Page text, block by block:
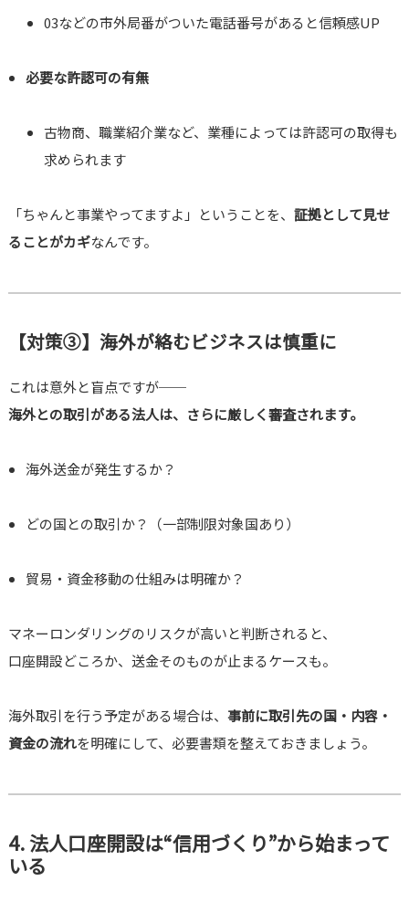
03などの市外局番がついた電話番号があると信頼感UP
必要な許認可の有無
古物商、職業紹介業など、業種によっては許認可の取得も
求められます
「ちゃんと事業やってますよ」ということを、 証拠として見せ
ることがカギなんです。
【対策③】海外が絡むビジネスは慎重に
これは意外と盲点ですが──
海外との取引がある法人は、さらに厳しく審査されます。
海外送金が発生するか？
どの国との取引か？（一部制限対象国あり）
貿易・資金移動の仕組みは明確か？
マネーロンダリングのリスクが高いと判断されると、
口座開設どころか、送金そのものが止まるケースも。
海外取引を行う予定がある場合は、 事前に取引先の国・内容・
資金の流れを明確にして、必要書類を整えておきましょう。
4. 法人口座開設は“信用づくり”から始まって
いる